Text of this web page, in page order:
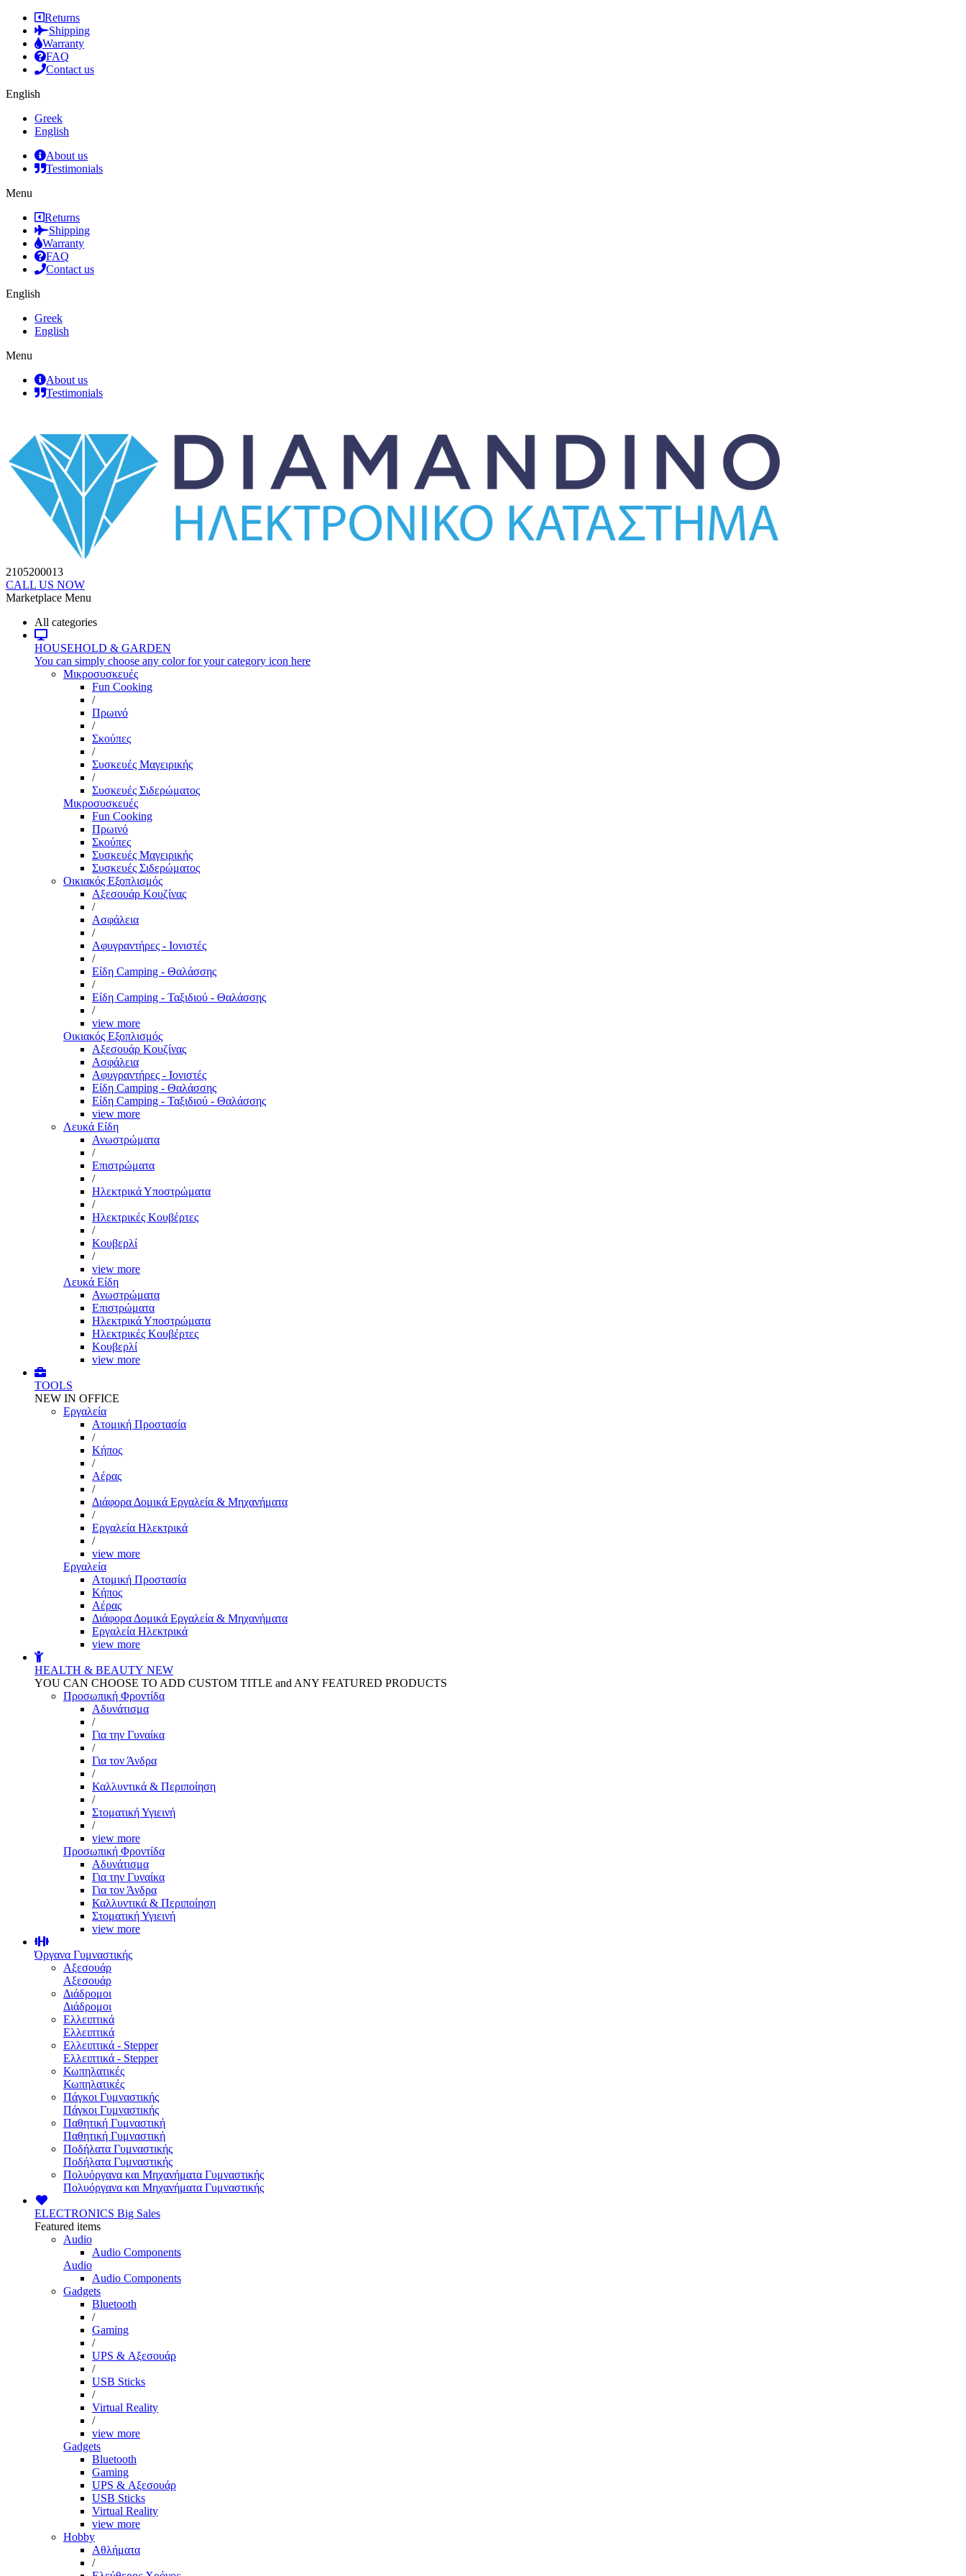
Returns
Shipping
Warranty
FAQ
Contact us
English
Greek
English
About us
Testimonials
Menu
Returns
Shipping
Warranty
FAQ
Contact us
English
Greek
English
Menu
About us
Testimonials
2105200013
CALL US NOW
Marketplace Menu
All categories
HOUSEHOLD & GARDEN
You can simply choose any color for your category icon here
Μικροσυσκευές
Fun Cooking
/
Πρωινό
/
Σκούπες
/
Συσκευές Μαγειρικής
/
Συσκευές Σιδερώματος
Μικροσυσκευές
Fun Cooking
Πρωινό
Σκούπες
Συσκευές Μαγειρικής
Συσκευές Σιδερώματος
Οικιακός Εξοπλισμός
Αξεσουάρ Κουζίνας
/
Ασφάλεια
/
Αφυγραντήρες - Ιονιστές
/
Είδη Camping - Θαλάσσης
/
Είδη Camping - Ταξιδιού - Θαλάσσης
/
view more
Οικιακός Εξοπλισμός
Αξεσουάρ Κουζίνας
Ασφάλεια
Αφυγραντήρες - Ιονιστές
Είδη Camping - Θαλάσσης
Είδη Camping - Ταξιδιού - Θαλάσσης
view more
Λευκά Είδη
Ανωστρώματα
/
Επιστρώματα
/
Ηλεκτρικά Υποστρώματα
/
Ηλεκτρικές Κουβέρτες
/
Κουβερλί
/
view more
Λευκά Είδη
Ανωστρώματα
Επιστρώματα
Ηλεκτρικά Υποστρώματα
Ηλεκτρικές Κουβέρτες
Κουβερλί
view more
TOOLS
NEW IN OFFICE
Εργαλεία
Aτομική Προστασία
/
Kήπος
/
Αέρας
/
Διάφορα Δομικά Εργαλεία & Μηχανήματα
/
Εργαλεία Ηλεκτρικά
/
view more
Εργαλεία
Aτομική Προστασία
Kήπος
Αέρας
Διάφορα Δομικά Εργαλεία & Μηχανήματα
Εργαλεία Ηλεκτρικά
view more
HEALTH & BEAUTY NEW
YOU CAN CHOOSE TO ADD CUSTOM TITLE and ANY FEATURED PRODUCTS
Προσωπική Φροντίδα
Αδυνάτισμα
/
Για την Γυναίκα
/
Για τον Άνδρα
/
Καλλυντικά & Περιποίηση
/
Στοματική Υγιεινή
/
view more
Προσωπική Φροντίδα
Αδυνάτισμα
Για την Γυναίκα
Για τον Άνδρα
Καλλυντικά & Περιποίηση
Στοματική Υγιεινή
view more
Όργανα Γυμναστικής
Αξεσουάρ
Αξεσουάρ
Διάδρομοι
Διάδρομοι
Ελλειπτικά
Ελλειπτικά
Ελλειπτικά - Stepper
Ελλειπτικά - Stepper
Κωπηλατικές
Κωπηλατικές
Πάγκοι Γυμναστικής
Πάγκοι Γυμναστικής
Παθητική Γυμναστική
Παθητική Γυμναστική
Ποδήλατα Γυμναστικής
Ποδήλατα Γυμναστικής
Πολυόργανα και Μηχανήματα Γυμναστικής
Πολυόργανα και Μηχανήματα Γυμναστικής
ELECTRONICS Big Sales
Featured items
Audio
Audio Components
Audio
Audio Components
Gadgets
Bluetooth
/
Gaming
/
UPS & Αξεσουάρ
/
USB Sticks
/
Virtual Reality
/
view more
Gadgets
Bluetooth
Gaming
UPS & Αξεσουάρ
USB Sticks
Virtual Reality
view more
Hobby
Αθλήματα
/